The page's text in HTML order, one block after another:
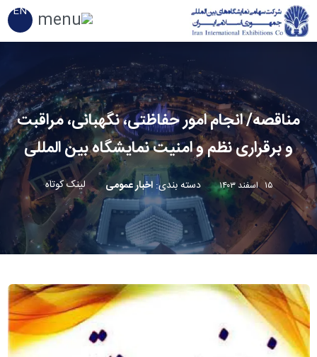
EN
مناقصه/ انجام امور حفاظتی، نگهبانی، مراقبت
و برقراری نظم و امنیت نمایشگاه بین المللی
۱۵ اسفند ۱۴۰۳ دسته بندی:اخبار عمومی لینک کوتاه